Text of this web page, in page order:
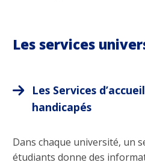
Les services
Les Services
handicapés
Dans chaque université, un
étudiants donne des